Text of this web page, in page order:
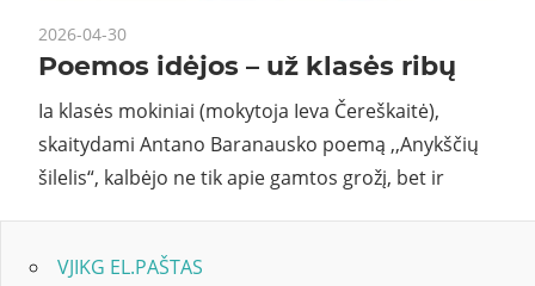
2026-04-30
Poemos idėjos – už klasės ribų
Ia klasės mokiniai (mokytoja Ieva Čereškaitė),
skaitydami Antano Baranausko poemą ,,Anykščių
šilelis“, kalbėjo ne tik apie gamtos grožį, bet ir
VJIKG EL.PAŠTAS